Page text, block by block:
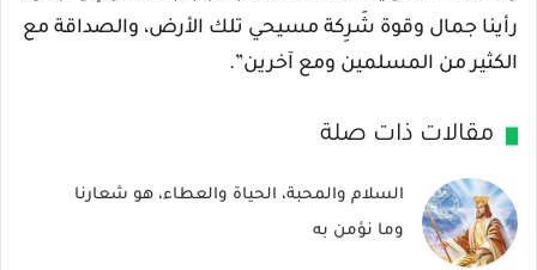
رأينا جمال وقوة شَرِكة مسيحي تلك الأرض، والصداقة مع
الكثير من المسلمين ومع آخرين”.
مقالات ذات صلة
السلام والمحبة، الحياة والعطاء، هو شعارنا
وما نؤمن به